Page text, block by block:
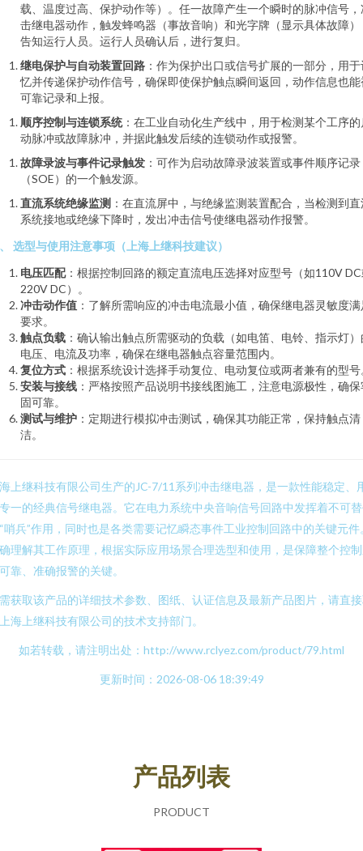
载、温度过高、保护动作等）。任一故障产生一个瞬时的脉冲信号，
击继电器动作，触发蜂鸣器（事故音响）和光字牌（显示具体故障）
告知运行人员。运行人员确认后，进行复归。
继电保护与自动装置回路 ：作为保护出口或信号扩展的一部分，用
忆并传递保护动作信号，确保即使保护触点瞬间返回，动作信息也能
可靠记录和上报。
顺序控制与连锁系统：在工业自动化生产线中，用于检测某个工序的
动脉冲或故障脉冲，并据此触发后续的连锁动作或报警。
故障录波与事件记录触发 ：可作为启动故障录波装置或事件顺序记录
（SOE）的一个触发源。
直流系统绝缘监测 ：在直流屏中，与绝缘监测装置配合，当检测到
系统接地或绝缘下降时，发出冲击信号使继电器动作报警。
选型与使用注意事项（上海上继科技建议）
电压匹配：根据控制回路的额定直流电压选择对应型号（如110V
220V DC）。
冲击动作值 ：了解所需响应的冲击电流最小值，确保继电器灵敏度满
要求。
触点负载 ：确认输出触点所需驱动的负载（如电笛、电铃、指示灯）
电压、电流及功率，确保在继电器触点容量范围内。
复位方式 ：根据系统设计选择手动复位、电动复位或两者兼有的型号
安装与接线 ：严格按照产品说明书接线图施工，注意电源极性，确保
固可靠。
测试与维护 ：定期进行模拟冲击测试，确保其功能正常，保持触点清
洁。
上继科技有限公司生产的JC-7/11系列冲击继电器，是一款性能稳定、
一的经典信号继电器。它在电力系统中央音响信号回路中发挥着不可
哨兵”作用，同时也是各类需要记忆瞬态事件工业控制回路中的关键元件
理解其工作原理，根据实际应用场景合理选型和使用，是保障整个控
靠、准确报警的关键。
获取该产品的详细技术参数、图纸、认证信息及最新产品图片，请直
海上继科技有限公司的技术支持部门。
如若转载，请注明出处：http://www.rclyez.com/product/79.html
更新时间：2026-08-06 18:39:49
产品列表
PRODUCT